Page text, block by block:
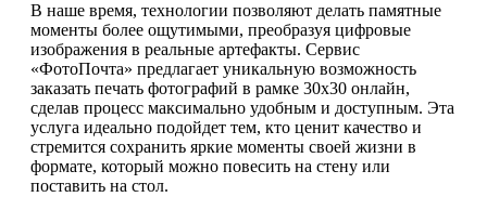
В наше время, технологии позволяют делать памятные
моменты более ощутимыми, преобразуя цифровые
изображения в реальные артефакты. Сервис
«ФотоПочта» предлагает уникальную возможность
заказать печать фотографий в рамке 30х30 онлайн,
сделав процесс максимально удобным и доступным. Эта
услуга идеально подойдет тем, кто ценит качество и
стремится сохранить яркие моменты своей жизни в
формате, который можно повесить на стену или
поставить на стол.